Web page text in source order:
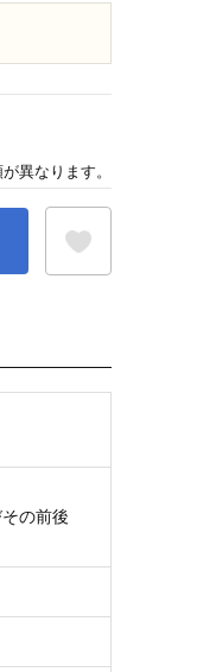
の前後
異なります。